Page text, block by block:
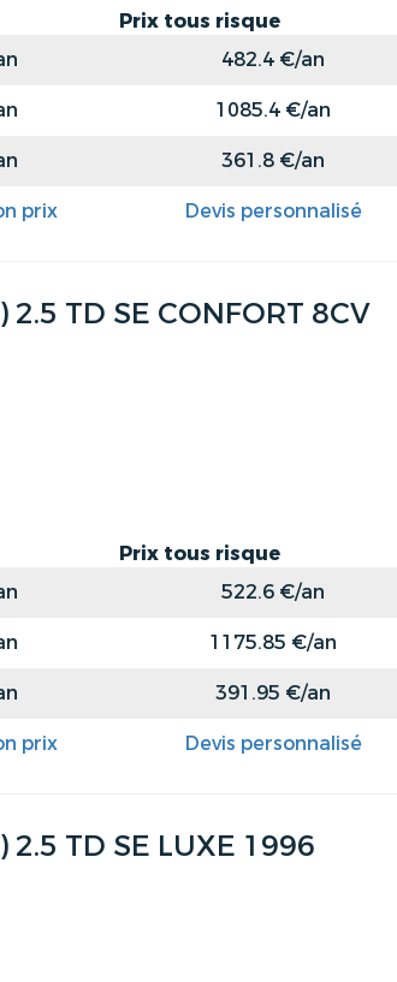
Prix tous risque
482.4 €/an
1085.4 €/an
361.8 €/an
prix Devis personnalisé
2.5 TD SE CONFORT 8CV
Prix tous risque
522.6 €/an
1175.85 €/an
391.95 €/an
prix Devis personnalisé
2.5 TD SE LUXE 1996